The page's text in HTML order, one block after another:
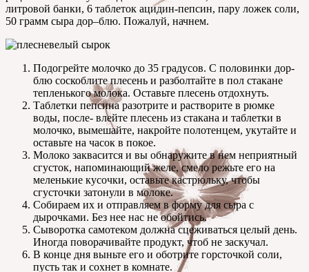
литровой банки, 6 таблеток ацидин-пепсин, пару ложек соли,
50 грамм сыра дор–блю. Пожалуй, начнем.
Подогрейте молочко до 35 градусов. С половинки дор-
блю соскоблите плесень и разболтайте в пол стакане
тепленького молока. Оставьте плесень отдохнуть.
Таблетки пепсина разотрите и растворите в рюмке
воды, после- влейте плесень из стакана и таблетки в
молочко, вымешайте, накройте полотенцем, укутайте и
оставьте на часок в покое.
Молоко заквасится и вы обнаружите в нем неприятный
сгусток, напоминающий желе, смело режьте его на
меленькие кусочки, оставьте кастрюльку, чтобы
сгусточки затонули в молоке.
Собираем их и отправляем в форму для сыра с
дырочками. Без нее нас не обойтись.
Сыворотка самотеком должна сцеживаться целый день.
Иногда поворачивайте продукт, чтоб не заскучал.
В конце дня выньте его и оботрите горсточкой соли,
пусть так и сохнет в комнате.